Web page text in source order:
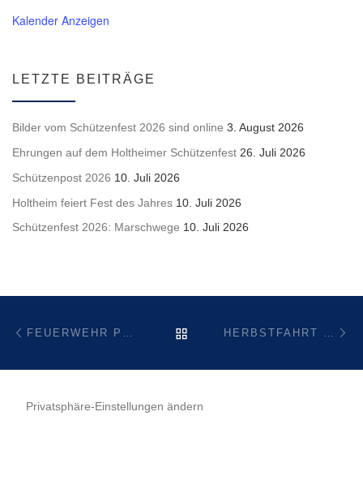
Kalender Anzeigen
LETZTE BEITRÄGE
Bilder vom Schützenfest 2026 sind online 3. August 2026
Ehrungen auf dem Holtheimer Schützenfest 26. Juli 2026
Schützenpost 2026 10. Juli 2026
Holtheim feiert Fest des Jahres 10. Juli 2026
Schützenfest 2026: Marschwege 10. Juli 2026
BeitragsnavigationZURÜCK ZUR
Privatsphäre-Einstellungen ändern